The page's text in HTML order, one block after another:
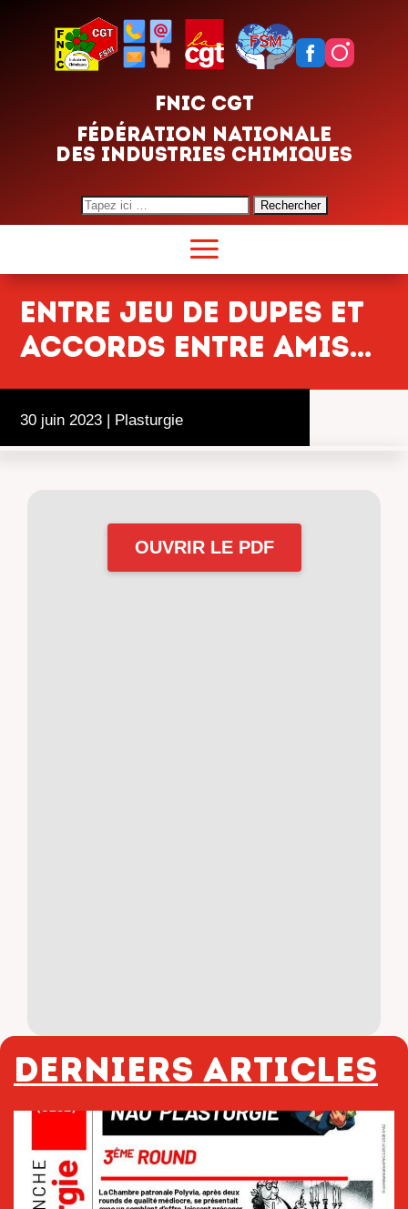
FNIC CGT
FÉDÉRATION NATIONALE
DES INDUSTRIES CHIMIQUES
Search
for:
Entre jeu de dupes et
accords entre amis…
30 juin 2023 | Plasturgie
OUVRIR LE PDF
Derniers articles